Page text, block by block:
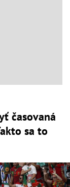
časovaná
sa to